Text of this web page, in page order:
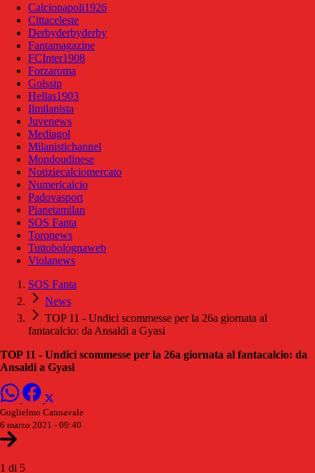
Calcionapoli1926
Cittaceleste
Derbyderbyderby
Fantamagazine
FCInter1908
Forzaroma
Golssip
Hellas1903
Ilmilanista
Juvenews
Mediagol
Milanistichannel
Mondoudinese
Notiziecalciomercato
Numericalcio
Padovasport
Pianetamilan
SOS Fanta
Toronews
Tuttobolognaweb
Violanews
SOS Fanta
News
TOP 11 - Undici scommesse per la 26a giornata al
fantacalcio: da Ansaldi a Gyasi
TOP 11 - Undici scommesse per la 26a giornata al fantacalcio: da
Ansaldi a Gyasi
Guglielmo Cannavale
6 marzo 2021 - 09:40
1 di 5